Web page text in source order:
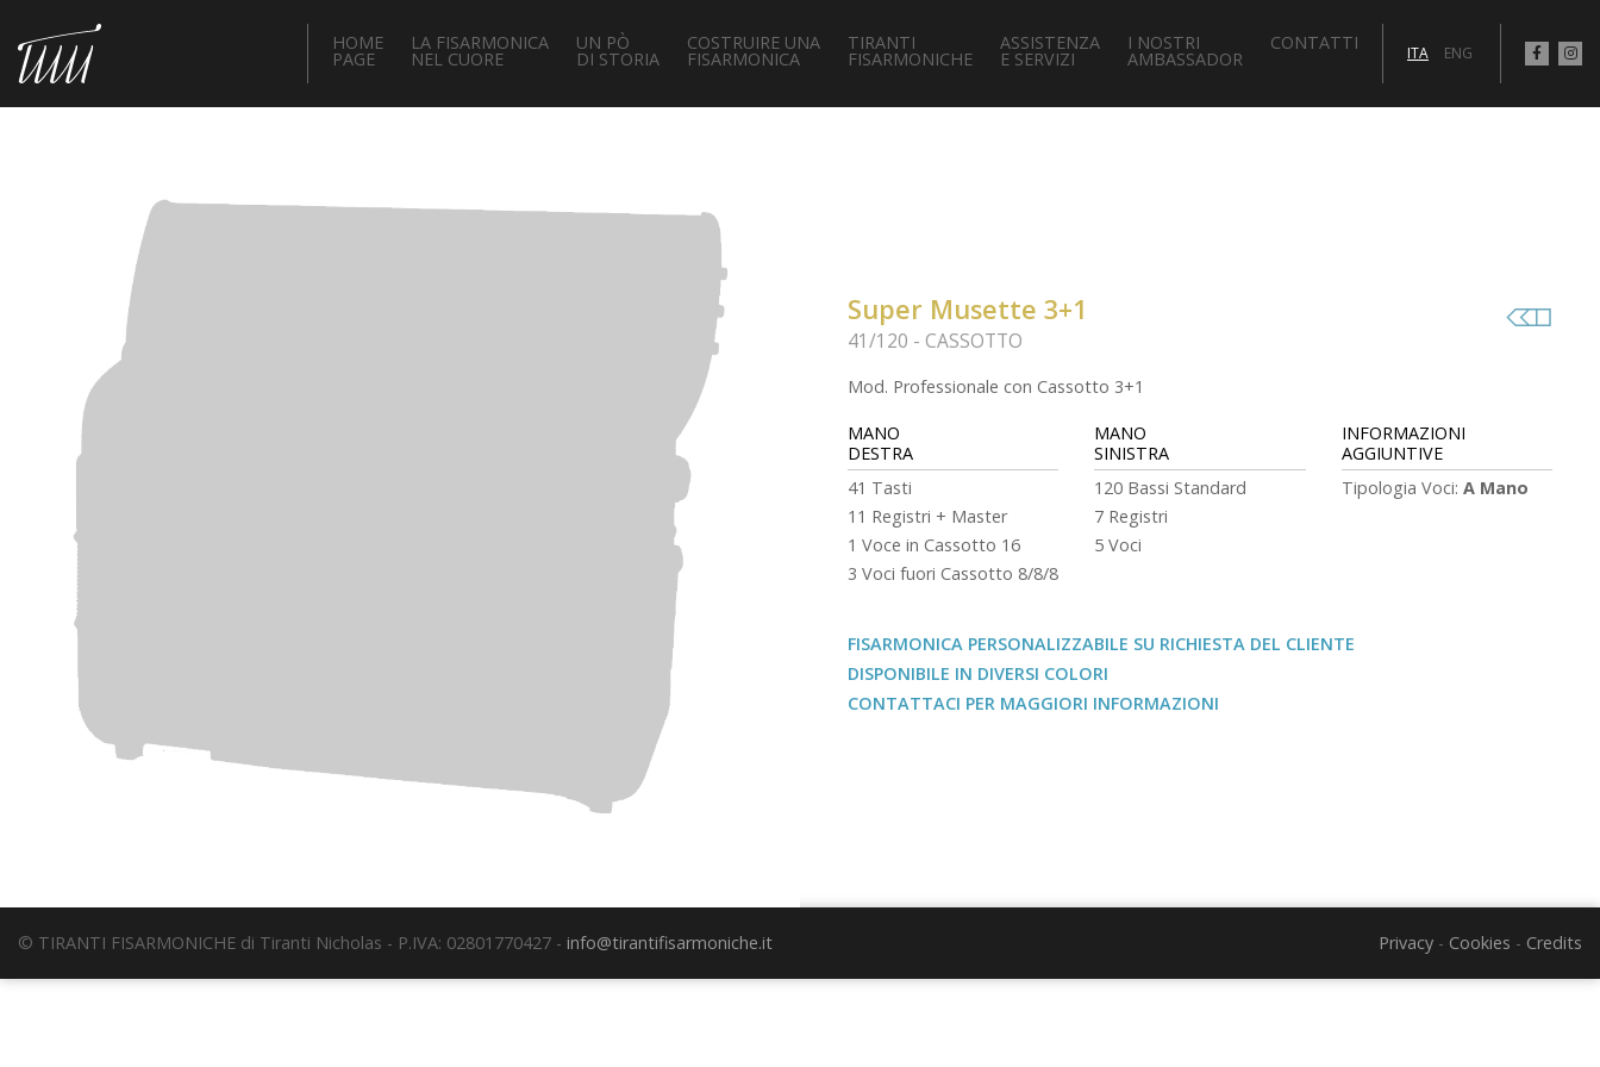
HOME
PAGE
LA FISARMONICA
NEL CUORE
UN PÒ
DI STORIA
COSTRUIRE UNA
FISARMONICA
TIRANTI
FISARMONICHE
ASSISTENZA
E SERVIZI
I NOSTRI
AMBASSADOR
CONTATTI ITA ENG
Super Musette 3+1
41/120 - CASSOTTO
Mod. Professionale con Cassotto 3+1
MANO
DESTRA
41 Tasti
11 Registri + Master
1 Voce in Cassotto 16
3 Voci fuori Cassotto 8/8/8
MANO
SINISTRA
120 Bassi Standard
7 Registri
5 Voci
INFORMAZIONI
AGGIUNTIVE
Tipologia Voci: A Mano
FISARMONICA PERSONALIZZABILE SU RICHIESTA DEL CLIENTE
DISPONIBILE IN DIVERSI COLORI
CONTATTACI PER MAGGIORI INFORMAZIONI
© TIRANTI FISARMONICHE di Tiranti Nicholas - P.IVA: 02801770427 - info@tirantifisarmoniche.it Privacy - Cookies - Credits